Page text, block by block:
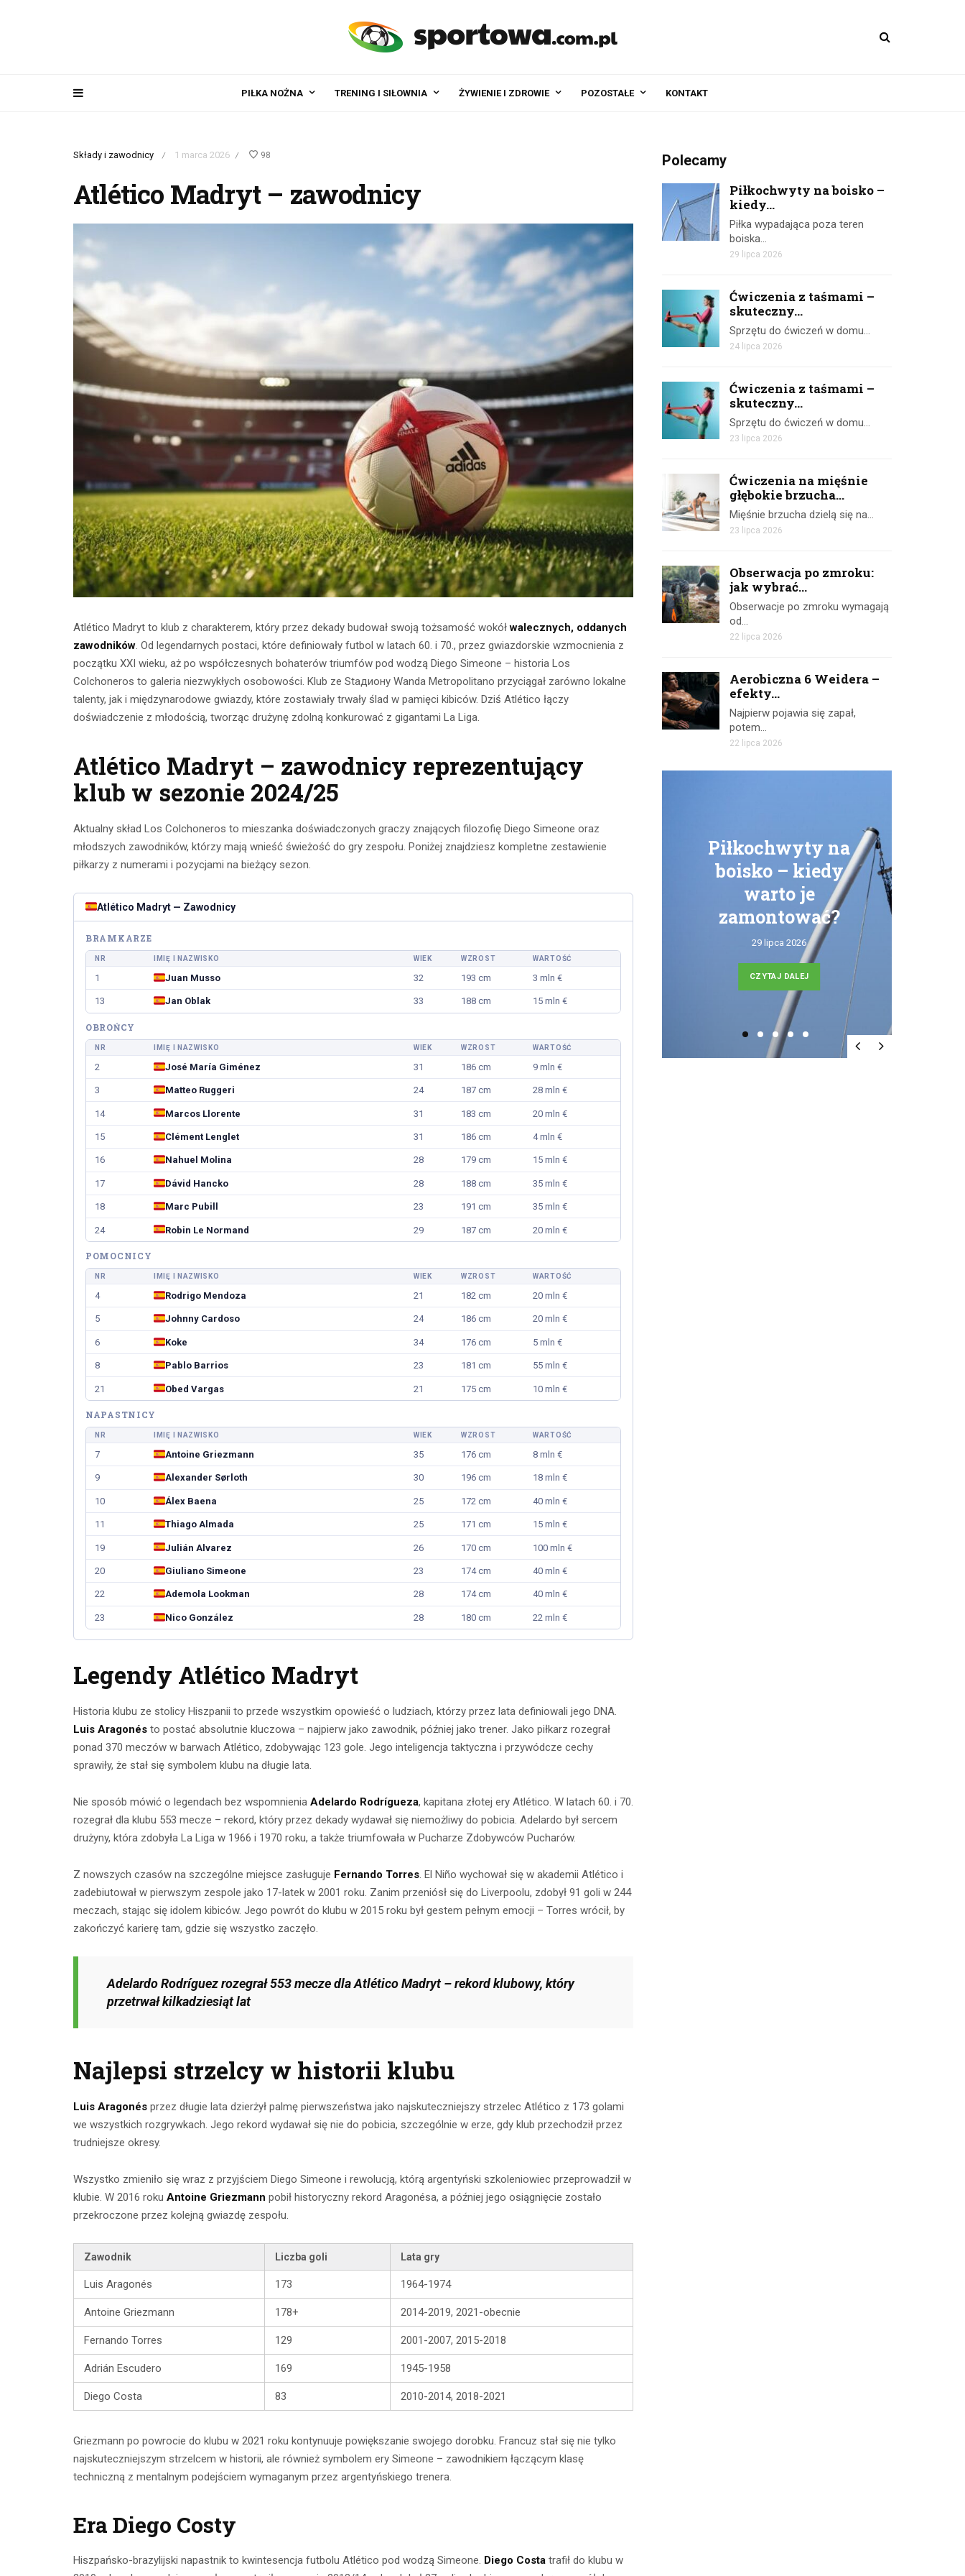
PIŁKA NOŻNA TRENING I SIŁOWNIA ŻYWIENIE I ZDROWIE POZOSTAŁE KONTAKT
Składy i zawodnicy / 1 marca 2026 / 98
Atlético Madryt – zawodnicy
Atlético Madryt to klub z charakterem, który przez dekady budował swoją tożsamość wokółwalecznych, oddanych
zawodników. Od legendarnych postaci, które definiowały futbol w latach 60. i 70., przez gwiazdorskie wzmocnienia z
początku XXI wieku, aż po współczesnych bohaterów triumfów pod wodzą Diego Simeone – historia Los
Colchoneros to galeria niezwykłych osobowości. Klub ze Stадиону Wanda Metropolitano przyciągał zarówno lokalne
talenty, jak i międzynarodowe gwiazdy, które zostawiały trwały ślad w pamięci kibiców. Dziś Atlético łączy
doświadczenie z młodością, tworząc drużynę zdolną konkurować z gigantami La Liga.
Atlético Madryt – zawodnicy reprezentujący
klub w sezonie 2024/25
Aktualny skład Los Colchoneros to mieszanka doświadczonych graczy znających filozofię Diego Simeone oraz
młodszych zawodników, którzy mają wnieść świeżość do gry zespołu. Poniżej znajdziesz kompletne zestawienie
piłkarzy z numerami i pozycjami na bieżący sezon.
Atlético Madryt — Zawodnicy
BRAMKARZE
NR IMIĘ I NAZWISKO WIEK WZROST WARTOŚĆ
1 Juan Musso 32 193 cm 3 mln €
13 Jan Oblak 33 188 cm 15 mln €
OBROŃCY
NR IMIĘ I NAZWISKO WIEK WZROST WARTOŚĆ
2 José María Giménez 31 186 cm 9 mln €
3 Matteo Ruggeri 24 187 cm 28 mln €
14 Marcos Llorente 31 183 cm 20 mln €
15 Clément Lenglet 31 186 cm 4 mln €
16 Nahuel Molina 28 179 cm 15 mln €
17 Dávid Hancko 28 188 cm 35 mln €
18 Marc Pubill 23 191 cm 35 mln €
24 Robin Le Normand 29 187 cm 20 mln €
POMOCNICY
NR IMIĘ I NAZWISKO WIEK WZROST WARTOŚĆ
4 Rodrigo Mendoza 21 182 cm 20 mln €
5 Johnny Cardoso 24 186 cm 20 mln €
6 Koke 34 176 cm 5 mln €
8 Pablo Barrios 23 181 cm 55 mln €
21 Obed Vargas 21 175 cm 10 mln €
NAPASTNICY
NR IMIĘ I NAZWISKO WIEK WZROST WARTOŚĆ
7 Antoine Griezmann 35 176 cm 8 mln €
9 Alexander Sørloth 30 196 cm 18 mln €
10 Álex Baena 25 172 cm 40 mln €
11 Thiago Almada 25 171 cm 15 mln €
19 Julián Alvarez 26 170 cm 100 mln €
20 Giuliano Simeone 23 174 cm 40 mln €
22 Ademola Lookman 28 174 cm 40 mln €
23 Nico González 28 180 cm 22 mln €
Legendy Atlético Madryt
Historia klubu ze stolicy Hiszpanii to przede wszystkim opowieść o ludziach, którzy przez lata definiowali jego DNA.
Luis Aragonés to postać absolutnie kluczowa – najpierw jako zawodnik, później jako trener. Jako piłkarz rozegrał
ponad 370 meczów w barwach Atlético, zdobywając 123 gole. Jego inteligencja taktyczna i przywódcze cechy
sprawiły, że stał się symbolem klubu na długie lata.
Nie sposób mówić o legendach bez wspomnienia Adelardo Rodrígueza, kapitana złotej ery Atlético. W latach 60. i 70.
rozegrał dla klubu 553 mecze – rekord, który przez dekady wydawał się niemożliwy do pobicia. Adelardo był sercem
drużyny, która zdobyła La Liga w 1966 i 1970 roku, a także triumfowała w Pucharze Zdobywców Pucharów.
Z nowszych czasów na szczególne miejsce zasługuje Fernando Torres. El Niño wychował się w akademii Atlético i
zadebiutował w pierwszym zespole jako 17-latek w 2001 roku. Zanim przeniósł się do Liverpoolu, zdobył 91 goli w 244
meczach, stając się idolem kibiców. Jego powrót do klubu w 2015 roku był gestem pełnym emocji – Torres wrócił, by
zakończyć karierę tam, gdzie się wszystko zaczęło.
Adelardo Rodríguez rozegrał 553 mecze dla Atlético Madryt – rekord klubowy, który
przetrwał kilkadziesiąt lat
Najlepsi strzelcy w historii klubu
Luis Aragonés przez długie lata dzierżył palmę pierwszeństwa jako najskuteczniejszy strzelec Atlético z 173 golami
we wszystkich rozgrywkach. Jego rekord wydawał się nie do pobicia, szczególnie w erze, gdy klub przechodził przez
trudniejsze okresy.
Wszystko zmieniło się wraz z przyjściem Diego Simeone i rewolucją, którą argentyński szkoleniowiec przeprowadził w
klubie. W 2016 roku Antoine Griezmann pobił historyczny rekord Aragonésa, a później jego osiągnięcie zostało
przekroczone przez kolejną gwiazdę zespołu.
Zawodnik Liczba goli Lata gry
Luis Aragonés 173 1964-1974
Antoine Griezmann 178+ 2014-2019, 2021-obecnie
Fernando Torres 129 2001-2007, 2015-2018
Adrián Escudero 169 1945-1958
Diego Costa 83 2010-2014, 2018-2021
Griezmann po powrocie do klubu w 2021 roku kontynuuje powiększanie swojego dorobku. Francuz stał się nie tylko
najskuteczniejszym strzelcem w historii, ale również symbolem ery Simeone – zawodnikiem łączącym klasę
techniczną z mentalnym podejściem wymaganym przez argentyńskiego trenera.
Era Diego Costy
Hiszpańsko-brazylijski napastnik to kwintesencja futbolu Atlético pod wodzą Simeone. Diego Costa trafił do klubu w
Polecamy
Piłkochwyty na boisko –
kiedy...
Piłka wypadająca poza teren
boiska…
29 lipca 2026
Ćwiczenia z taśmami –
skuteczny...
Sprzętu do ćwiczeń w domu…
24 lipca 2026
Ćwiczenia z taśmami –
skuteczny...
Sprzętu do ćwiczeń w domu…
23 lipca 2026
Ćwiczenia na mięśnie
głębokie brzucha...
Mięśnie brzucha dzielą się na…
23 lipca 2026
Obserwacja po zmroku:
jak wybrać...
Obserwacje po zmroku wymagają
od…
22 lipca 2026
Aerobiczna 6 Weidera –
efekty...
Najpierw pojawia się zapał,
potem…
22 lipca 2026
Ćwiczenia z
taśmami –
skuteczny
trening w domu
23 lipca 2026
CZYTAJ DALEJ
Ćwiczenia na
mięśnie głębokie
wykonywać?
23 lipca 2026
CZYTAJ DALEJ
Obserwacja po
wybrać idealną
lornetkę w teren?
CZYTAJ DALEJ
Piłkochwyty na
boisko – kiedy
warto je
zamontować?
29 lipca 2026
CZYTAJ DALEJ